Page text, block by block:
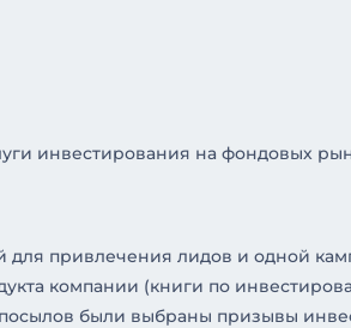
инвестирования на фондовых
для привлечения лидов и одной
компании (книги по
были выбраны призывы